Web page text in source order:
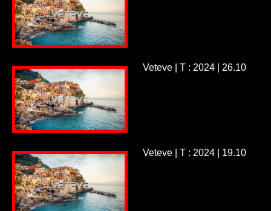
Veteve | T : 2024 | 26.10
Veteve | T : 2024 | 19.10